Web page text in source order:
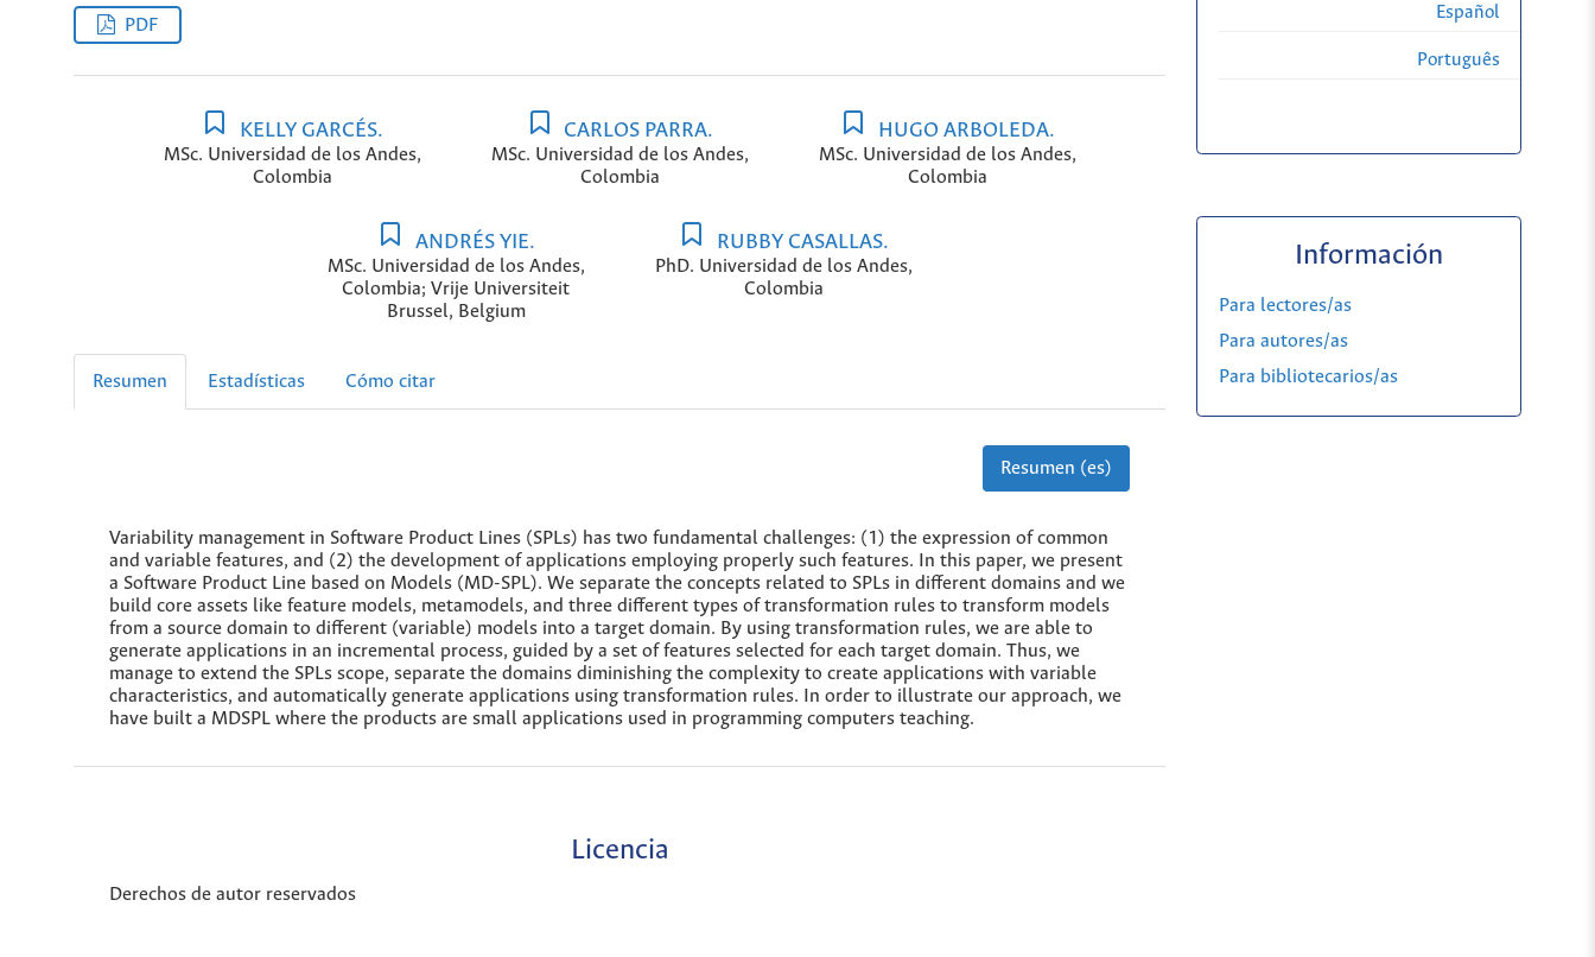
PDF
KELLY GARCÉS.
MSc. Universidad de los Andes,
Colombia
CARLOS PARRA.
MSc. Universidad de los Andes,
Colombia
HUGO ARBOLEDA.
MSc. Universidad de los Andes,
Colombia
ANDRÉS YIE.
MSc. Universidad de los Andes,
Colombia; Vrije Universiteit
Brussel, Belgium
RUBBY CASALLAS.
PhD. Universidad de los Andes,
Colombia
Resumen Estadísticas Cómo citar
Resumen (es)
Variability management in Software Product Lines (SPLs) has two fundamental challenges: (1) the expression of common
and variable features, and (2) the development of applications employing properly such features. In this paper, we present
a Software Product Line based on Models (MD-SPL). We separate the concepts related to SPLs in different domains and we
build core assets like feature models, metamodels, and three different types of transformation rules to transform models
from a source domain to different (variable) models into a target domain. By using transformation rules, we are able to
generate applications in an incremental process, guided by a set of features selected for each target domain. Thus, we
manage to extend the SPLs scope, separate the domains diminishing the complexity to create applications with variable
characteristics, and automatically generate applications using transformation rules. In order to illustrate our approach, we
have built a MDSPL where the products are small applications used in programming computers teaching.
Licencia
Derechos de autor reservados
Español
Português
Información
Para lectores/as
Para autores/as
Para bibliotecarios/as